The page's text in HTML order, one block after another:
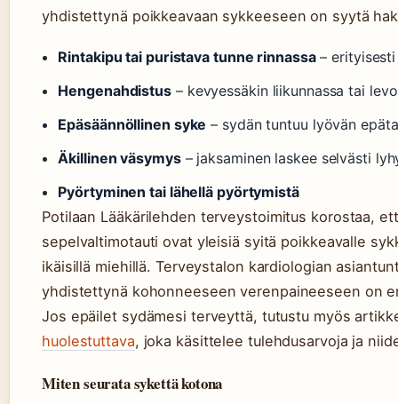
yhdistettynä poikkeavaan sykkeeseen on syytä
Rintakipu tai puristava tunne rinnassa– erityisesti
Hengenahdistus – kevyessäkin liikunnassa tai
Epäsäännöllinen syke – sydän tuntuu lyövän
Äkillinen väsymys– jaksaminen laskee selvästi
Pyörtyminen tai lähellä pyörtymistä
Potilaan Lääkärilehden terveystoimitus korostaa,
sepelvaltimotauti ovat yleisiä syitä poikkeavalle
ikäisillä miehillä. Terveystalon kardiologian
yhdistettynä kohonneeseen verenpaineeseen on
Jos epäilet sydämesi terveyttä, tutustu myös
huolestuttava, joka käsittelee tulehdusarvoja ja
Miten seurata sykettä kotona